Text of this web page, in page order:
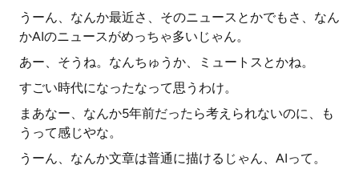
うーん、なんか最近さ、そのニュースとかでもさ、なん
かAIのニュースがめっちゃ多いじゃん。
あー、そうね。なんちゅうか、ミュートスとかね。
すごい時代になったなって思うわけ。
まあなー、なんか5年前だったら考えられないのに、も
うって感じやな。
うーん、なんか文章は普通に描けるじゃん、AIって。